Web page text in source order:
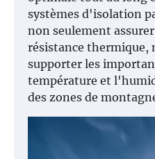
systèmes d'isolation
non seulement
résistance thermique,
supporter les
température et
des zones de